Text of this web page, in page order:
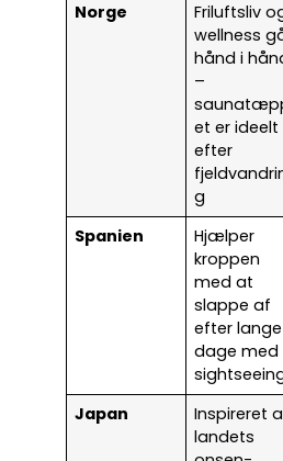
Norge
Friluftsliv
wellness
hånd i
–
et er ideelt
efter
g
Spanien
Hjælper
kroppen
med at
slappe af
efter lange
dage med
Japan
Inspireret
landets